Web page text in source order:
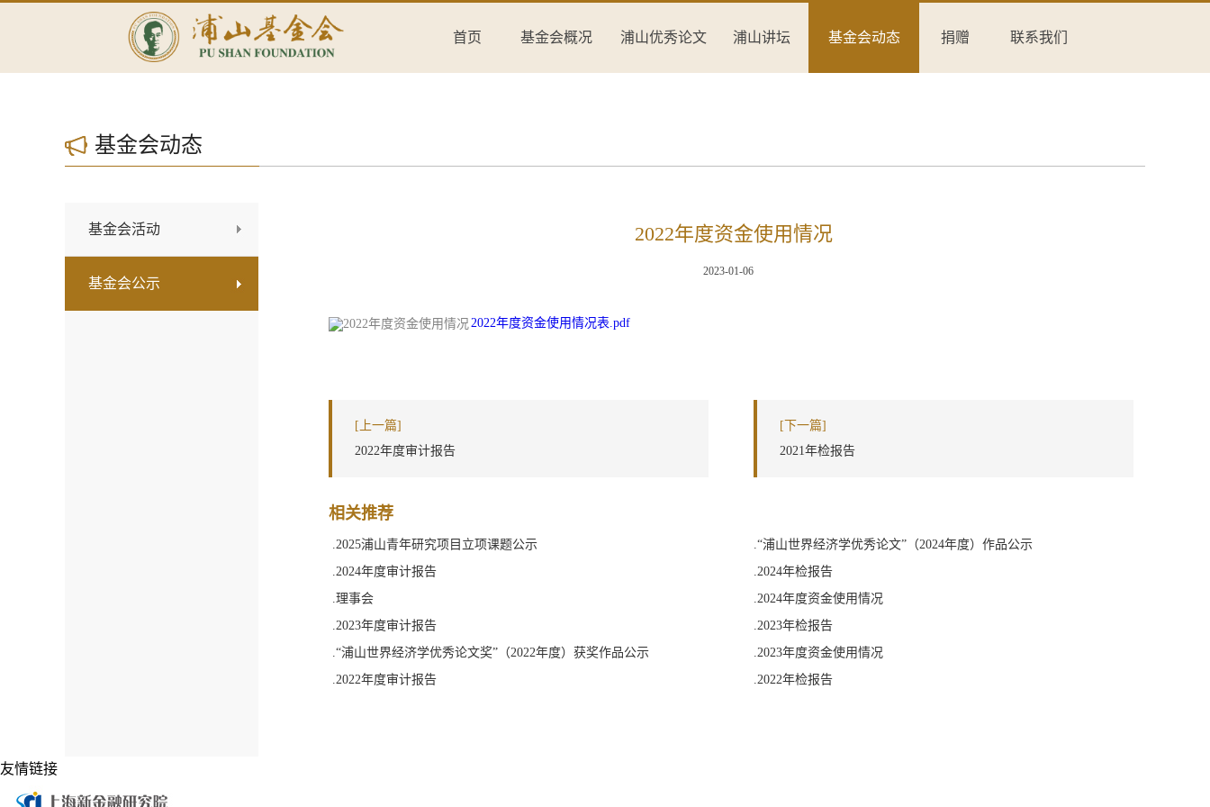
首页 基金会概况 浦山优秀论文 浦山讲坛 基金会动态 捐赠 联系我们
基金会动态
基金会活动
基金会公示
2022年度资金使用情况
2023-01-06
2022年度资金使用情况表.pdf
[上一篇]
2022年度审计报告
[下一篇]
2021年检报告
相关推荐
.“浦山世界经济学优秀论文”（2024年度）作品公示
.2025浦山青年研究项目立项课题公示
.2024年检报告
.2024年度审计报告
.2024年度资金使用情况
.理事会
.2023年检报告
.2023年度审计报告
.2023年度资金使用情况
.“浦山世界经济学优秀论文奖”（2022年度）获奖作品公示
.2022年检报告
.2022年度审计报告
友情链接